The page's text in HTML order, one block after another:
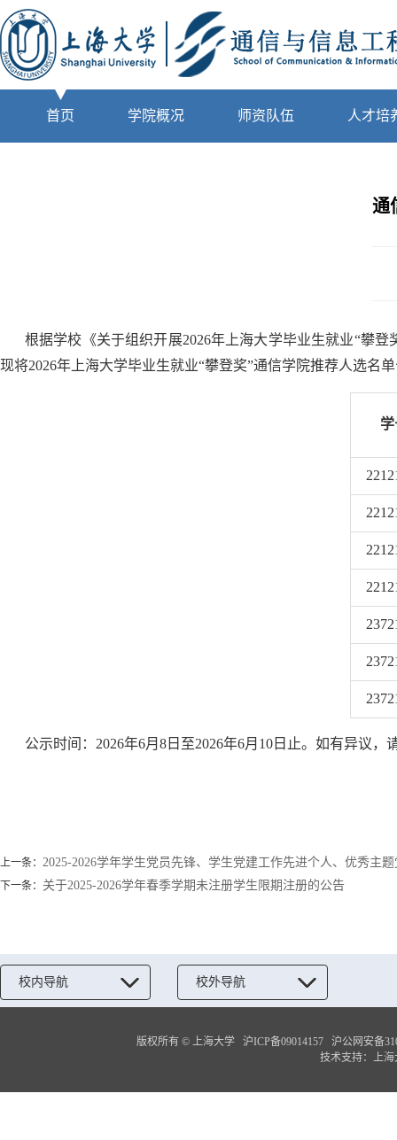
首页 学院概况 师资队伍 人才培
通
根据学校《关于组织开展2026年上海大学毕业生就业“攀
现将2026年上海大学毕业生就业“攀登奖”通信学院推荐人选名
公示时间：2026年6月8日至2026年6月10日止。如有异议
上一条： 2025-2026学年学生党员先锋、学生党建工作先进个人、优秀主
下一条： 关于2025-2026学年春季学期未注册学生限期注册的公告
校内导航 校外导航
版权所有 ©上海大学 沪ICP备09014157
沪公网安备
技术支持： 上